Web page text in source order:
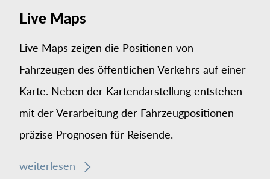
Live Maps
Live Maps zeigen die Positionen von
Fahrzeugen des öffent­lichen Verkehrs auf einer
Karte. Neben der Karten­darstellung entstehen
mit der Ver­arbeitung der Fahrzeug­positionen
präzise Prognosen für Reisende.
weiterlesen